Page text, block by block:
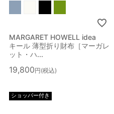
MARGARET HOWELL idea
キール 薄型折り財布［マーガレ
ット・ハ...
19,800 税込
ショッパー付き